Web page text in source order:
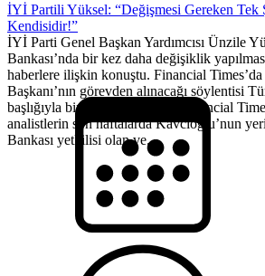
İYİ Partili Yüksel: “Değişmesi Gereken Tek
Kendisidir!”
İYİ Parti Genel Başkan Yardımcısı Ünzile
Bankası’nda bir kez daha değişiklik
haberlere ilişkin konuştu. Financial Times’da
Başkanı’nın görevden alınacağı söylentisi
başlığıyla bir analiz yayınladı. Financial
analistlerin son haftalarda Kavcıoğlu’nun
Bankası yetkilisi olan ve...